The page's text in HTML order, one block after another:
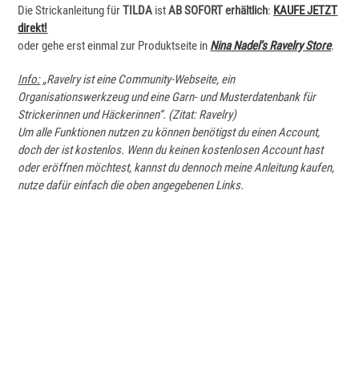
Die Strickanleitung fürTILDA istAB SOFORT erhältlich: KAUFE JETZT
direkt!
oder gehe erst einmal zur Produktseite in Nina Nadel’s Ravelry Store.
Info:„Ravelry ist eine Community-Webseite, ein
Organisationswerkzeug und eine Garn- und Musterdatenbank für
Strickerinnen und Häckerinnen“. (Zitat: Ravelry)
Um alle Funktionen nutzen zu können benötigst du einen Account,
doch der ist kostenlos. Wenn du keinen kostenlosen Account hast
oder eröffnen möchtest, kannst du dennoch meine Anleitung kaufen,
nutze dafür einfach die oben angegebenen Links.